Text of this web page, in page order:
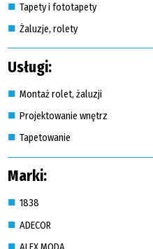
Tapety i fototapety
Żaluzje, rolety
Usługi:
Montaż rolet, żaluzji
Projektowanie wnętrz
Tapetowanie
Marki:
1838
ADECOR